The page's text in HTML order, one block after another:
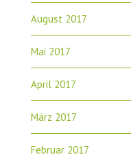
August 2017
Mai 2017
April 2017
März 2017
Februar 2017